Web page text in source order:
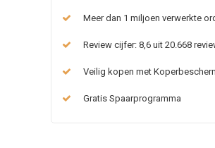
Meer dan 1 miljoen verwerkte
Review cijfer: 8,6 uit 20.668
Veilig kopen met
Gratis Spaarprogramma